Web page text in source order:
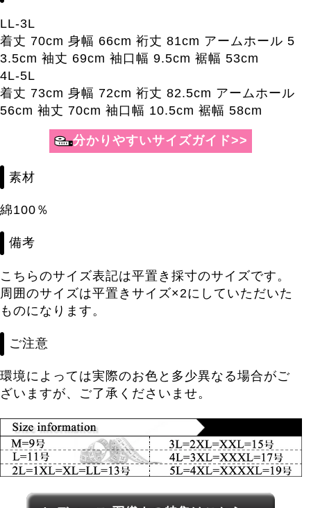
LL-3L
着丈 70cm 身幅 66cm 裄丈 81cm アームホール 5
3.5cm 袖丈 69cm 袖口幅 9.5cm 裾幅 53cm
4L-5L
着丈 73cm 身幅 72cm 裄丈 82.5cm アームホール
56cm 袖丈 70cm 袖口幅 10.5cm 裾幅 58cm
素材
綿100％
備考
こちらのサイズ表記は平置き採寸のサイズです。
周囲のサイズは平置きサイズ×2にしていただいた
ものになります。
ご注意
環境によっては実際のお色と多少異なる場合がご
ざいますが、ご了承くださいませ。
レディース関連カテゴリーへのリンク